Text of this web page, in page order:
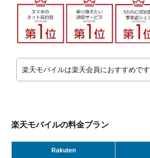
楽天モバイルは楽天会員におすすめです
楽天モバイルの料金プラン
Rakuten